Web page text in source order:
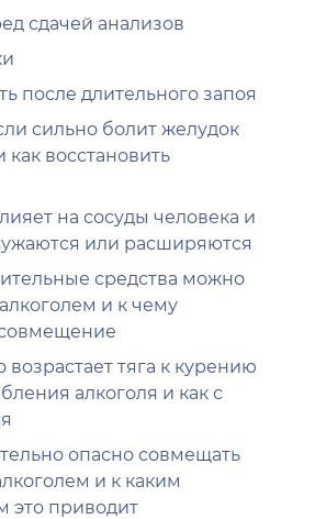
сдачей анализов
после длительного запоя
сильно болит желудок
как восстановить
на сосуды человека и
или расширяются
средства можно
и к чему
тяга к курению
алкоголя и как с
опасно совмещать
и к каким
это приводит